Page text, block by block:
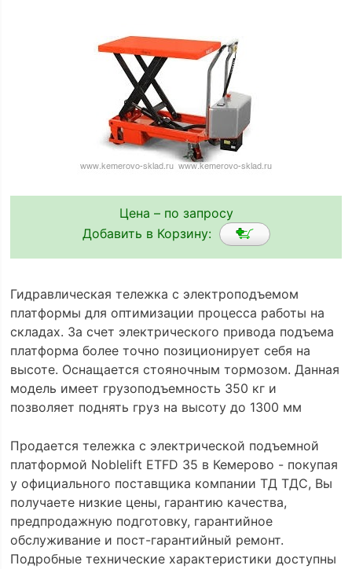
Цена – по запросу
Добавить в Корзину:
Гидравлическая тележка с электроподъемом
платформы для оптимизации процесса работы на
складах. За счет электрического привода подъема
платформа более точно позиционирует себя на
высоте. Оснащается стояночным тормозом. Данная
модель имеет грузоподъемность 350 кг и
позволяет поднять груз на высоту до 1300 мм
Продается тележка с электрической подъемной
платформой Noblelift ETFD 35 в Кемерово - покупая
у официального поставщика компании ТД ТДС, Вы
получаете низкие цены, гарантию качества,
предпродажную подготовку, гарантийное
обслуживание и пост-гарантийный ремонт.
Подробные технические характеристики доступны